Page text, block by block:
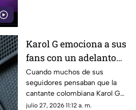
destacados y prometedores
del estado de Guerrero.
Karol G emociona a sus
fans con un adelanto
de su próximo sencillo
Matadora
Cuando muchos de sus
seguidores pensaban que la
cantante colombiana Karol G
se tomaría un descanso de la
julio 27, 2026 11:12 a. m.